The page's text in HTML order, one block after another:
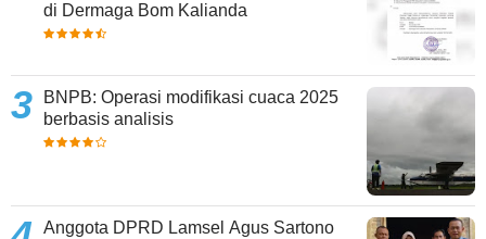
di Dermaga Bom Kalianda
BNPB: Operasi modifikasi cuaca 2025
berbasis analisis
Anggota DPRD Lamsel Agus Sartono